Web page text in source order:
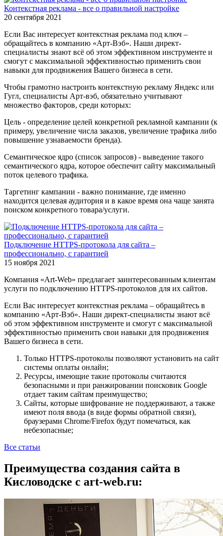
Контекстная реклама - все о правильной настройке
20 сентября 2021
Если Вас интересует контекстная реклама под ключ –
обращайтесь в компанию «Арт-Вэб». Наши директ-
специалисты знают всё об этом эффективном инструменте и
смогут с максимальной эффективностью применить свои
навыки для продвижения Вашего бизнеса в сети.
Чтобы грамотно настроить контекстную рекламу Яндекс или
Гугл, специалисты Арт-вэб, обязательно учитывают
множество факторов, среди которых:
Цель - определение целей конкретной рекламной кампании (к
примеру, увеличение числа заказов, увеличение трафика либо
повышение узнаваемости бренда).
Семантическое ядро (список запросов) - выведение такого
семантического ядра, которое обеспечит сайту максимальный
поток целевого трафика.
Таргетинг кампании - важно понимание, где именно
находится целевая аудитория и в какое время она чаще занята
поиском конкретного товара/услуги.
Подключение HTTPS-протокола для сайта –
профессионально, с гарантией
15 ноября 2021
Компания «Art-Web» предлагает заинтересованным клиентам
услуги по подключению HTTPS-протоколов для их сайтов.
Если Вас интересует контекстная реклама – обращайтесь в
компанию «Арт-Вэб». Наши директ-специалисты знают всё
об этом эффективном инструменте и смогут с максимальной
эффективностью применить свои навыки для продвижения
Вашего бизнеса в сети.
Только HTTPS-протоколы позволяют установить на сайт
системы оплаты онлайн;
Ресурсы, имеющие такие протоколы считаются
безопасными и при ранжировании поисковик Google
отдает таким сайтам преимущество;
Сайты, которые шифрование не поддерживают, а также
имеют поля ввода (в виде формы обратной связи),
браузерами Chrome/Firefox будут помечаться, как
небезопасные;
Все статьи
Преимущества создания сайта в
Кисловодске с art-web.ru: